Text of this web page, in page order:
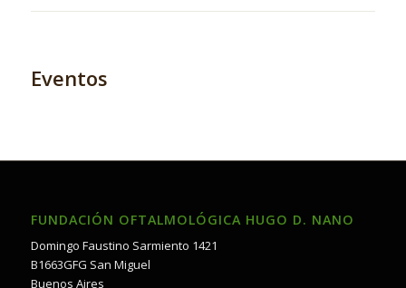
Eventos
FUNDACIÓN OFTALMOLÓGICA HUGO D. NANO
Domingo Faustino Sarmiento 1421
B1663GFG San Miguel
Buenos Aires